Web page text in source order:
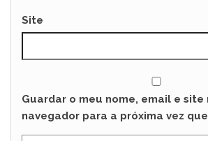
Site
Guardar o meu nome, email e site
navegador para a próxima vez